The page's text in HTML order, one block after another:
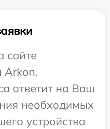
сайте
Arkon.
ответит на Ваш
необходимых
устройства